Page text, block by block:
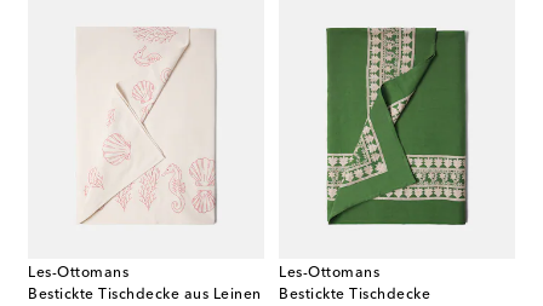
Les-Ottomans
Bestickte Tischdecke aus Leinen
Les-Ottomans
Bestickte Tischdecke